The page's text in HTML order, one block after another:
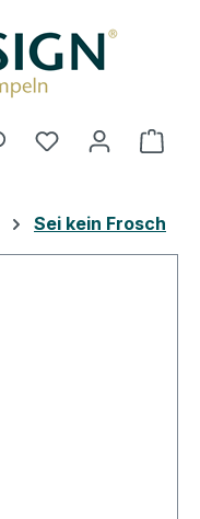
Du hast 0
Sei kein Frosch